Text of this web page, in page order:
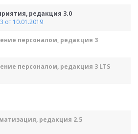
редакция 3.0
от 10.01.2019
персоналом, редакция 3
персоналом, редакция 3 LTS
редакция 2.5